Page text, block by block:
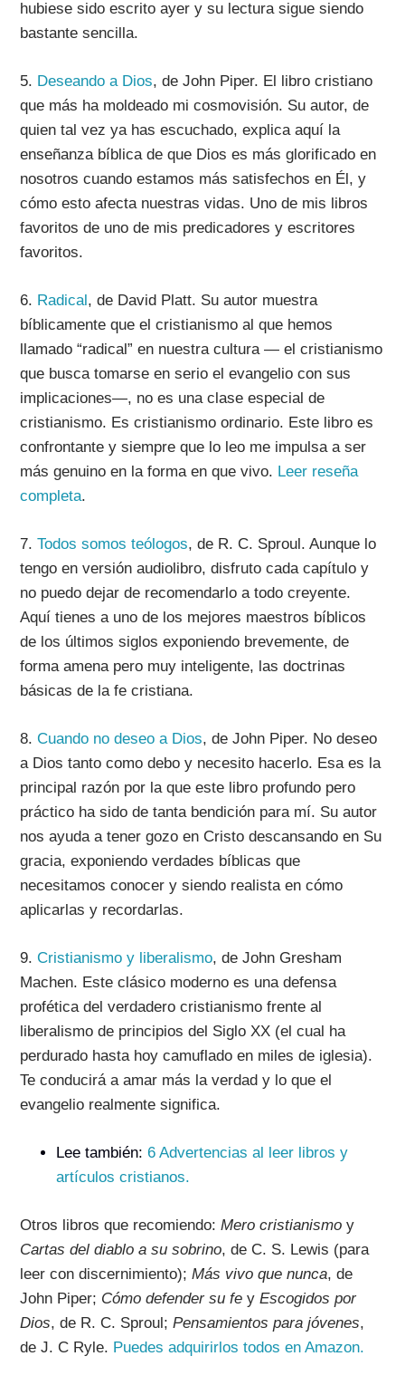
hubiese sido escrito ayer y su lectura sigue siendo
bastante sencilla.
5. Deseando a Dios, de John Piper. El libro cristiano
que más ha moldeado mi cosmovisión. Su autor, de
quien tal vez ya has escuchado, explica aquí la
enseñanza bíblica de que Dios es más glorificado en
nosotros cuando estamos más satisfechos en Él, y
cómo esto afecta nuestras vidas. Uno de mis libros
favoritos de uno de mis predicadores y escritores
favoritos.
6. Radical, de David Platt. Su autor muestra
bíblicamente que el cristianismo al que hemos
llamado “radical” en nuestra cultura — el cristianismo
que busca tomarse en serio el evangelio con sus
implicaciones—, no es una clase especial de
cristianismo. Es cristianismo ordinario. Este libro es
confrontante y siempre que lo leo me impulsa a ser
más genuino en la forma en que vivo. Leer reseña
completa.
7.Todos somos teólogos, de R. C. Sproul. Aunque lo
tengo en versión audiolibro, disfruto cada capítulo y
no puedo dejar de recomendarlo a todo creyente.
Aquí tienes a uno de los mejores maestros bíblicos
de los últimos siglos exponiendo brevemente, de
forma amena pero muy inteligente, las doctrinas
básicas de la fe cristiana.
8.Cuando no deseo a Dios, de John Piper. No deseo
a Dios tanto como debo y necesito hacerlo. Esa es la
principal razón por la que este libro profundo pero
práctico ha sido de tanta bendición para mí. Su autor
nos ayuda a tener gozo en Cristo descansando en Su
gracia, exponiendo verdades bíblicas que
necesitamos conocer y siendo realista en cómo
aplicarlas y recordarlas.
9.Cristianismo y liberalismo, de John Gresham
Machen. Este clásico moderno es una defensa
profética del verdadero cristianismo frente al
liberalismo de principios del Siglo XX (el cual ha
perdurado hasta hoy camuflado en miles de iglesia).
Te conducirá a amar más la verdad y lo que el
evangelio realmente significa.
Lee también:6 Advertencias al leer libros y
artículos cristianos.
Otros libros que recomiendo:Mero cristianismo y
Cartas del diablo a su sobrino, de C. S. Lewis (para
leer con discernimiento);Más vivo que nunca, de
John Piper; Cómo defender su fe yEscogidos por
Dios, de R. C. Sproul;Pensamientos para jóvenes,
de J. C Ryle. Puedes adquirirlos todos en Amazon.